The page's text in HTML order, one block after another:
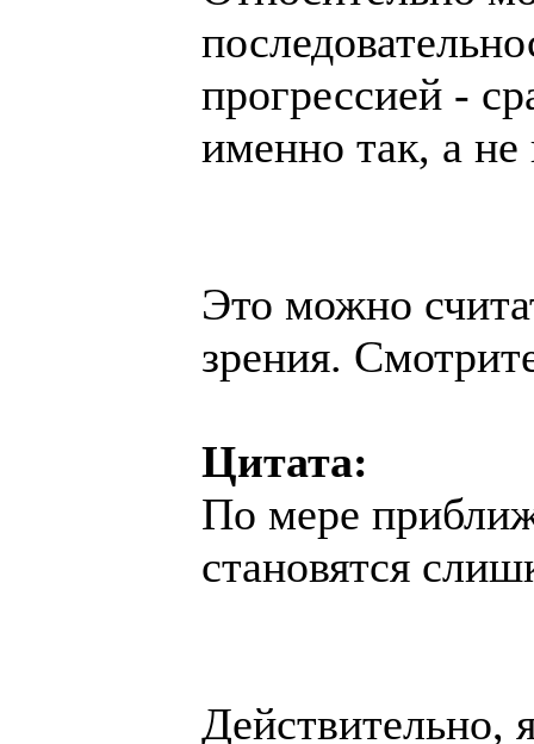
прогрессией -
именно так, а не
Это можно
зрения.
Цитата:
По мере
становятся
Действительно,